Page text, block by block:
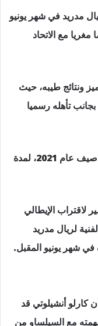
مدريد في شهر يونيو
مع الاتحاد
ونتائج طيبه، حيث
تأهله رسميا
ونجح ريال مدريد في التعاقد مع أنشيلوتي صيف عام 2021، لمدة
لاقتراب الإيطالي
لريال مدريد
في شهر يونيو المقبل.
كارلو أنشيلوتي قد
مع السيلساو من